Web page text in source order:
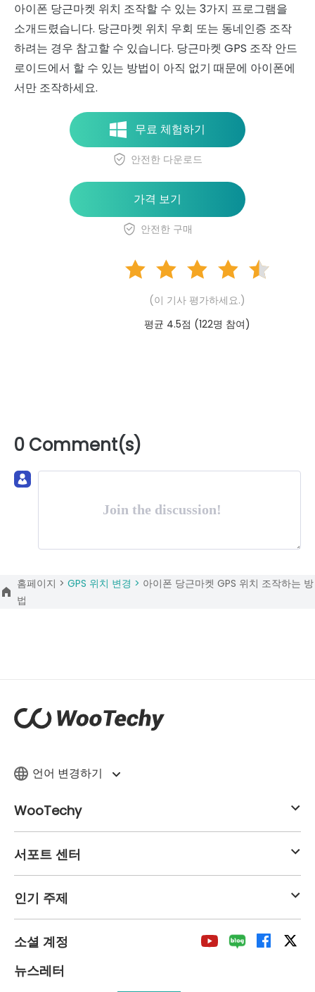
아이폰 당근마켓 위치 조작할 수 있는 3가지 프로그램을
소개드렸습니다. 당근마켓 위치 우회 또는 동네인증 조작
하려는 경우 참고할 수 있습니다. 당근마켓 GPS 조작 안드
로이드에서 할 수 있는 방법이 아직 없기 때문에 아이폰에
서만 조작하세요.
무료 체험하기
안전한 다운로드
가격 보기
안전한 구매
(이 기사 평가하세요.)
평균 4.5점 (122명 참여)
0 Comment(s)
Join the discussion!
홈페이지 > GPS 위치 변경 > 아이폰 당근마켓 GPS 위치 조작하는 방
법
언어 변경하기
WooTechy
서포트 센터
인기 주제
소셜 계정
뉴스레터